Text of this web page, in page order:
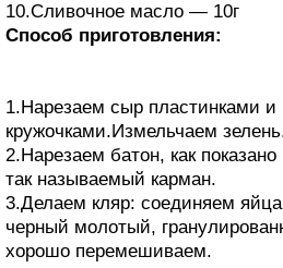
10.Сливочное масло — 10г
Способ приготовления:
1.Нарезаем сыр пластинками и
кружочками.Измельчаем
2.Нарезаем батон, как
так называемый карман.
3.Делаем кляр: соединяем
черный молотый,
хорошо перемешиваем.